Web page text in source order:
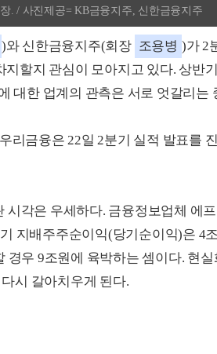
. / 사진제공= KB금융지주, 신한금융지주
)와 신한금융지주(회장 조용병 )가 2
지할지 관심이 모아지고 있다. 상반
대한 업계의 관측은 서로 엇갈리는
리금융은 22일 2분기 실적 발표를
각은 우세하다. 금융정보업체 에
지배주주순이익(당기순이익)은 4
경우 9조원에 육박하는 셈이다. 현
시 갈아치우게 된다.